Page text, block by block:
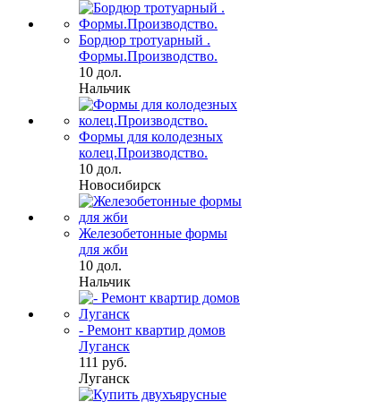
Бордюр тротуарный .
Формы.Производство.
10 дол.
Нальчик
Формы для колодезных
колец.Производство.
10 дол.
Новосибирск
Железобетонные формы
для жби
10 дол.
Нальчик
- Ремонт квартир домов
Луганск
111 руб.
Луганск